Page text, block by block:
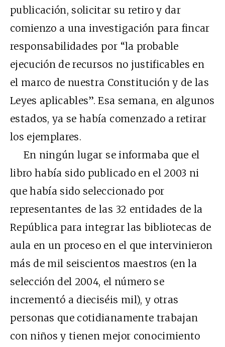
publicación, solicitar su retiro y dar
comienzo a una investigación para fincar
responsabilidades por “la probable
ejecución de recursos no justificables en
el marco de nuestra Constitución y de las
Leyes aplicables”. Esa semana, en algunos
estados, ya se había comenzado a retirar
los ejemplares.
En ningún lugar se informaba que el
libro había sido publicado en el 2003 ni
que había sido seleccionado por
representantes de las 32 entidades de la
República para integrar las bibliotecas de
aula en un proceso en el que intervinieron
más de mil seiscientos maestros (en la
selección del 2004, el número se
incrementó a dieciséis mil), y otras
personas que cotidianamente trabajan
con niños y tienen mejor conocimiento